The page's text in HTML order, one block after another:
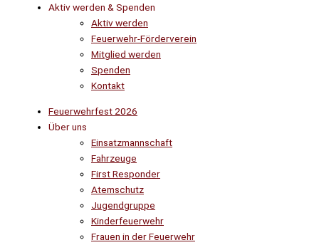
Aktiv werden & Spenden
Aktiv werden
Feuerwehr-Förderverein
Mitglied werden
Spenden
Kontakt
Feuerwehrfest 2026
Über uns
Einsatzmannschaft
Fahrzeuge
First Responder
Atemschutz
Jugendgruppe
Kinderfeuerwehr
Frauen in der Feuerwehr